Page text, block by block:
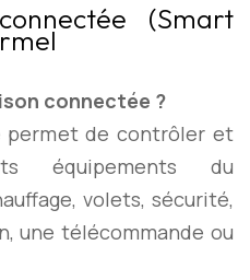
(Smart
connectée ?
permet de contrôler et
équipements du
volets, sécurité,
une télécommande ou